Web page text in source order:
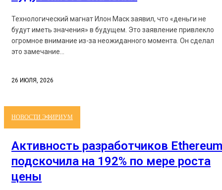
Технологический магнат Илон Маск заявил, что «деньги не
будут иметь значения» в будущем. Это заявление привлекло
огромное внимание из-за неожиданного момента. Он сделал
это замечание...
26 ИЮЛЯ, 2026
НОВОСТИ ЭФИРИУМ
Активность разработчиков Ethereum
подскочила на 192% по мере роста
цены